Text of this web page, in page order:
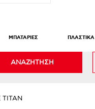
ΜΠΑΤΑΡΙΕΣ ΠΛΑΣΤΙΚΑ
ΑΝΑΖΗΤΗΣΗ